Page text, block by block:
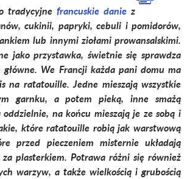
tradycyjnefrancuskie danie z
cukinii, papryki, cebuli i pomidorów,
lub innymi ziołami prowansalskimi.
jako przystawka, świetnie się sprawdza
We Francji każda pani domu ma
na ratatouille. Jedne mieszają wszystkie
garnku, a potem pieką, inne smażą
na końcu mieszają je ze sobą i
które ratatouille robią jak warstwową
przed pieczeniem misternie układają
plasterkiem. Potrawa różni się również
warzyw, a także wielkością i grubością